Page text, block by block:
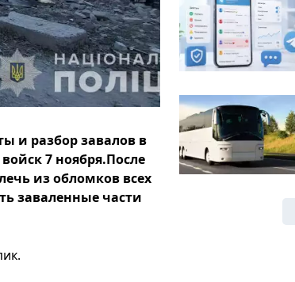
и разбор завалов в
7 ноября.После
из обломков всех
заваленные части